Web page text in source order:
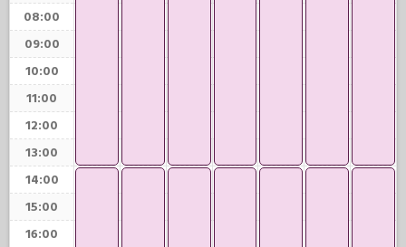
08:00
09:00
10:00
11:00
12:00
13:00
14:00
15:00
16:00